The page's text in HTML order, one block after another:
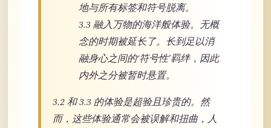
地与所有标签和符号脱离。
3.3 融入万物的海洋般体验。无概
念的时期被延长了。长到足以消
融身心之间的‘符号性’羁绊，因此
内外之分被暂时悬置。
3.2 和 3.3 的体验是超验且珍贵的。然
而，这些体验通常会被误解和扭曲，人